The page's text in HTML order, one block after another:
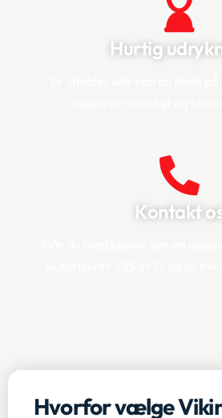
Hurtig
Kontakt
Hvorfor vælge